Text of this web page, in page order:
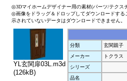
◎3Dマイホームデザイナー用の素材(パーツ/テクス
◎画像をドラッグ＆ドロップしてダウンロードす
示されていないデータはダウンロードできません。
YL玄関扉03L.m3d
(126kB)
分類
玄関親子
メーカー
トクラス
シリーズ
品名